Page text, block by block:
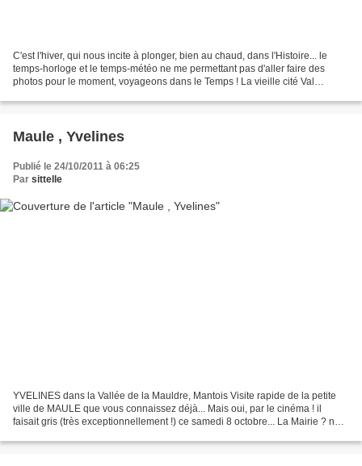
C'est l'hiver, qui nous incite à plonger, bien au chaud, dans l'Histoire... le
temps-horloge et le temps-météo ne me permettant pas d'aller faire des
photos pour le moment, voyageons dans le Temps ! La vieille cité Val
Maule , Yvelines
Publié le 24/10/2011 à 06:25
Par sittelle
YVELINES dans la Vallée de la Mauldre, Mantois Visite rapide de la petite
ville de MAULE que vous connaissez déjà... Mais oui, par le cinéma ! il
faisait gris (très exceptionnellement !) ce samedi 8 octobre... La Mairie ? non,